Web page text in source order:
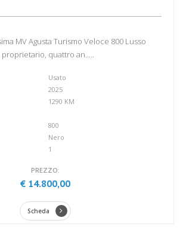
MV Agusta Turismo Veloce 800 Lusso
proprietario, quattro an.....
Usato
2025
1290 KM
800
Nero
1
PREZZO:
€ 14.800,00
Scheda